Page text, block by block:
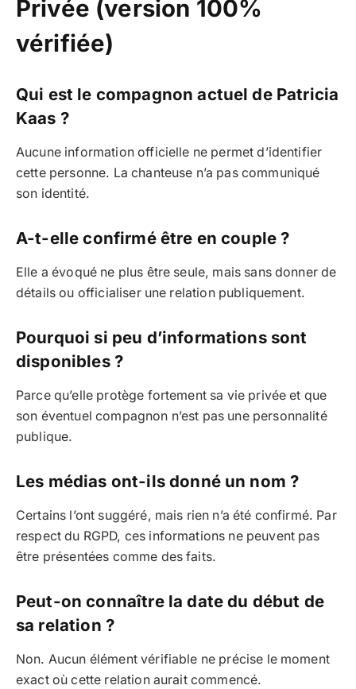
Privée (version 100%
vérifiée)
Qui est le compagnon actuel de Patricia
Kaas ?
Aucune information officielle ne permet d’identifier
cette personne. La chanteuse n’a pas communiqué
son identité.
A-t-elle confirmé être en couple ?
Elle a évoqué ne plus être seule, mais sans donner de
détails ou officialiser une relation publiquement.
Pourquoi si peu d’informations sont
disponibles ?
Parce qu’elle protège fortement sa vie privée et que
son éventuel compagnon n’est pas une personnalité
publique.
Les médias ont-ils donné un nom ?
Certains l’ont suggéré, mais rien n’a été confirmé. Par
respect du RGPD, ces informations ne peuvent pas
être présentées comme des faits.
Peut-on connaître la date du début de
sa relation ?
Non. Aucun élément vérifiable ne précise le moment
exact où cette relation aurait commencé.